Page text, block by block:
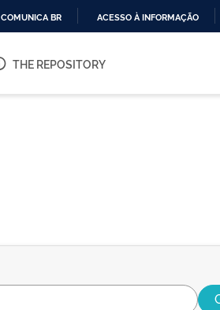
O
COMUNICA BR ACESSO À INFORMAÇÃO
THE REPOSITORY